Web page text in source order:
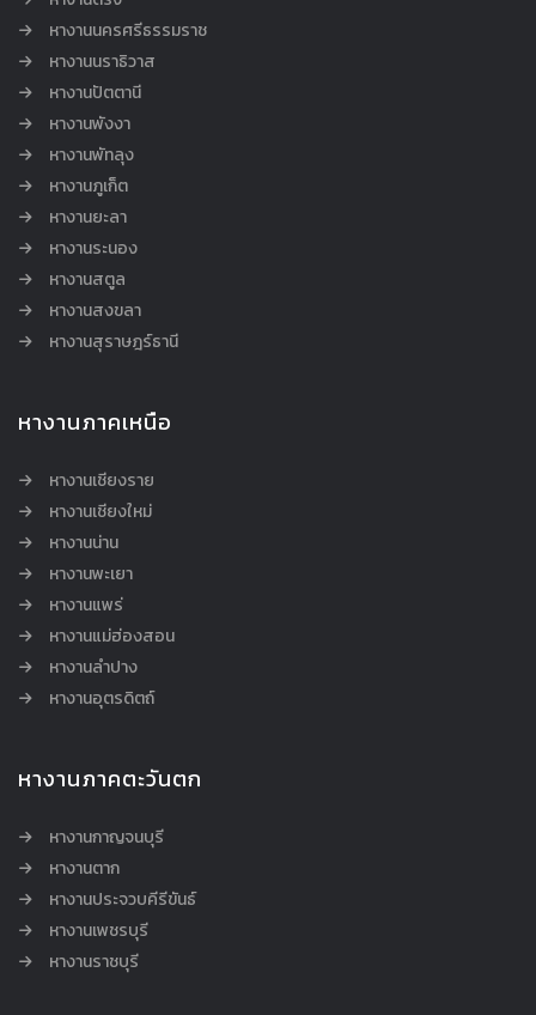
หางานนครศรีธรรมราช
หางานนราธิวาส
หางานปัตตานี
หางานพังงา
หางานพัทลุง
หางานภูเก็ต
หางานยะลา
หางานระนอง
หางานสตูล
หางานสงขลา
หางานสุราษฎร์ธานี
หางานภาคเหนือ
หางานเชียงราย
หางานเชียงใหม่
หางานน่าน
หางานพะเยา
หางานแพร่
หางานแม่ฮ่องสอน
หางานลำปาง
หางานอุตรดิตถ์
หางานภาคตะวันตก
หางานกาญจนบุรี
หางานตาก
หางานประจวบคีรีขันธ์
หางานเพชรบุรี
หางานราชบุรี